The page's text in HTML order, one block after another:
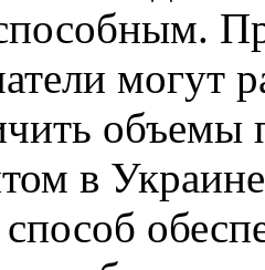
могут
в